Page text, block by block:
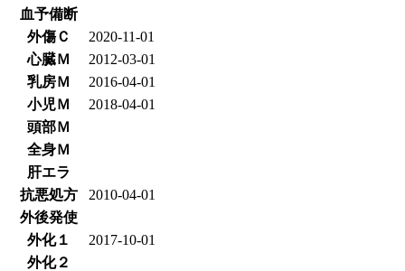
血予備断
外傷Ｃ
2020-11-01
心臓Ｍ
2012-03-01
乳房Ｍ
2016-04-01
小児Ｍ
2018-04-01
頭部Ｍ
全身Ｍ
肝エラ
抗悪処方
2010-04-01
外後発使
外化１
2017-10-01
外化２